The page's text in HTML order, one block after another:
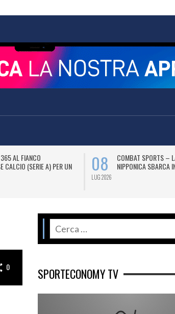
AL FIANCO
CALCIO (SERIE A) PER UN
08
LUG 2026
COMBAT SPORTS –
NIPPONICA SBARCA
0 SPORTECONOMY TV